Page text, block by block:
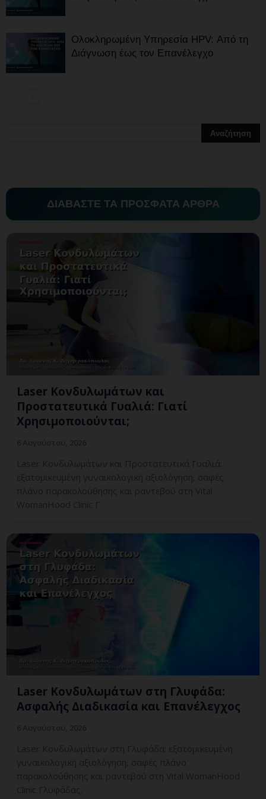
Ολοκληρωμένη Υπηρεσία HPV: Από τη
Διάγνωση έως τον Επανέλεγχο
ΔΙΑΒΑΣΤΕ ΤΑ ΠΡΟΣΦΑΤΑ ΑΡΘΡΑ
Laser Κονδυλωμάτων και
Προστατευτικά Γυαλιά: Γιατί
Χρησιμοποιούνται;
Laser Κονδυλωμάτων και Προστατευτικά Γυαλιά:
εξατομικευμένη γυναικολογική αξιολόγηση, σαφές
πλάνο παρακολούθησης και ραντεβού στη Vital
WomanHood Clinic Γ
Laser Κονδυλωμάτων στη Γλυφάδα:
Ασφαλής Διαδικασία και Επανέλεγχος
Laser Κονδυλωμάτων στη Γλυφάδα: εξατομικευμένη
γυναικολογική αξιολόγηση, σαφές πλάνο
παρακολούθησης και ραντεβού στη Vital WomanHood
Clinic Γλυφάδας.